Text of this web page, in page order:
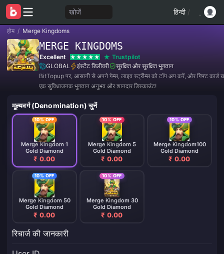
खोजें हिन्दी /
होम / Merge Kingdoms
MERGE KINGDOMS
Excellent
Trustpilot
GLOBAL
इंस्टेंट डिलीवरी
सुरक्षित और सुरक्षित भुगतान
BitTopup पर, आसानी से अपने गेम्स, लाइव स्ट्रीम्स को टॉप अप करें, और गिफ्ट कार्ड
एक सुविधाजनक भुगतान अनुभव और शानदार डिस्काउंट!
मूल्यवर्ग (Denomination) चुनें
10% OFF
Merge Kingdom 1
Gold Diamond
₹ 0.00
10% OFF
Merge Kingdom 5
Gold Diamond
₹ 0.00
10% OFF
Merge Kingdom100
Gold Diamond
₹ 0.00
10% OFF
Merge Kingdom 50
Gold Diamond
₹ 0.00
10% OFF
Merge Kingdom 30
Gold Diamond
₹ 0.00
रिचार्ज की जानकारी